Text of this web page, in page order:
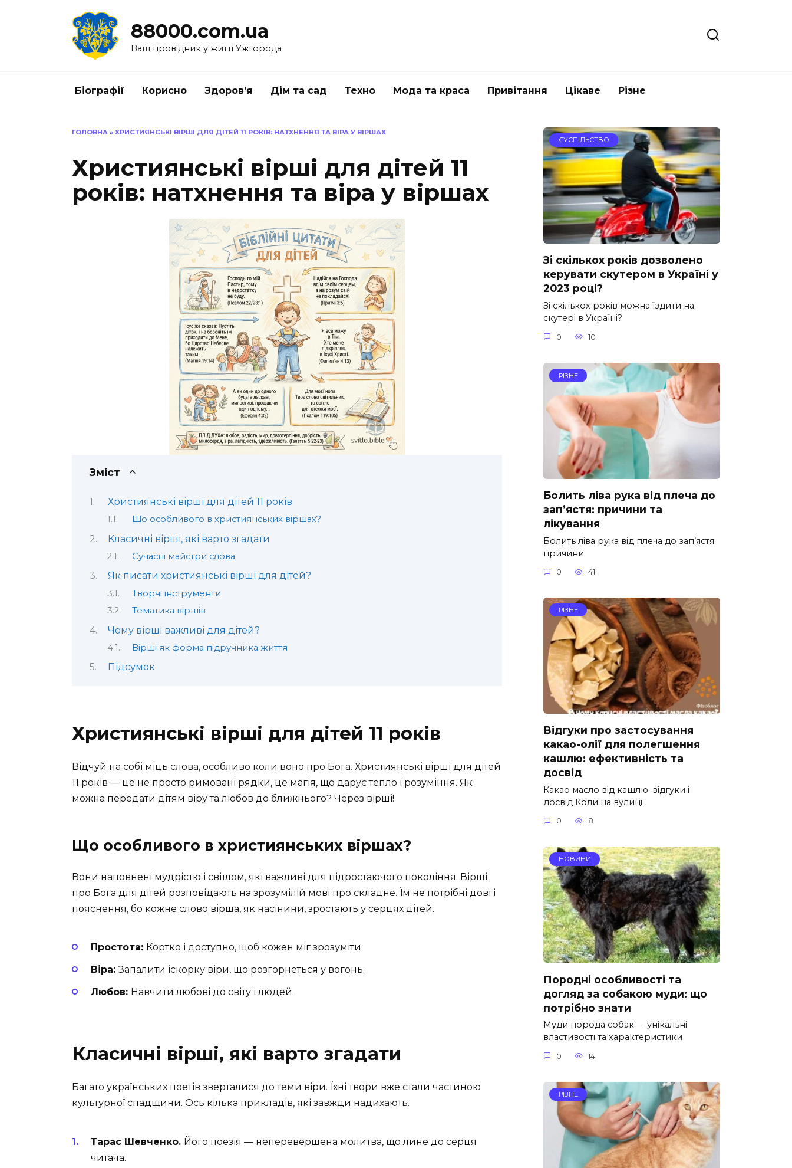
88000.com.ua
Ваш провідник у житті Ужгорода
Біографії Корисно Здоров’я Дім та сад Техно Мода та краса Привітання Цікаве Різне
ГОЛОВНА » ХРИСТИЯНСЬКІ ВІРШІ ДЛЯ ДІТЕЙ 11 РОКІВ: НАТХНЕННЯ ТА ВІРА У ВІРШАХ
Християнські вірші для дітей 11
років: натхнення та віра у віршах
Зміст
Християнські вірші для дітей 11 років
Що особливого в християнських віршах?
Класичні вірші, які варто згадати
Сучасні майстри слова
Як писати християнські вірші для дітей?
Творчі інструменти
Тематика віршів
Чому вірші важливі для дітей?
Вірші як форма підручника життя
Підсумок
Християнські вірші для дітей 11 років
Відчуй на собі міць слова, особливо коли воно про Бога. Християнські вірші для дітей
11 років — це не просто римовані рядки, це магія, що дарує тепло і розуміння. Як
можна передати дітям віру та любов до ближнього? Через вірші!
Що особливого в християнських віршах?
Вони наповнені мудрістю і світлом, які важливі для підростаючого покоління. Вірші
про Бога для дітей розповідають на зрозумілій мові про складне. Їм не потрібні довгі
пояснення, бо кожне слово вірша, як насінини, зростають у серцях дітей.
Простота: Кортко і доступно, щоб кожен міг зрозуміти.
Віра:Запалити іскорку віри, що розгорнеться у вогонь.
Любов: Навчити любові до світу і людей.
Класичні вірші, які варто згадати
Багато українських поетів зверталися до теми віри. Їхні твори вже стали частиною
культурної спадщини. Ось кілька прикладів, які завжди надихають.
Тарас Шевченко. Його поезія — неперевершена молитва, що лине до серця
читача.
СУСПІЛЬСТВО
Зі скількох років дозволено
керувати скутером в Україні у
2023 році?
Зі скількох років можна їздити на
скутері в Україні?
0 10
РІЗНЕ
Болить ліва рука від плеча до
зап’ястя: причини та
лікування
Болить ліва рука від плеча до зап’ястя:
причини
0 41
РІЗНЕ
Відгуки про застосування
какао-олії для полегшення
кашлю: ефективність та
досвід
Какао масло від кашлю: відгуки і
досвід Коли на вулиці
0 8
НОВИНИ
Породні особливості та
догляд за собакою муди: що
потрібно знати
Муди порода собак — унікальні
властивості та характеристики
0 14
РІЗНЕ